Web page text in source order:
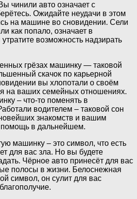
чинили авто означает с
Ожидайте неудачи в этом
на машине во сновидении. Сели
как попало, означает в
возможность надзирать
грёзах машинку — таковой
скачок по карьерной
вы хлопотали о своём
на ваших семейных отношениях.
– что-то поменять в
водителем – таковой сон
знакомств и вашим
помощь в дальнейшем.
машинку – это символ, что есть
для вас зла. Но вы будете
Чёрное авто принесёт для вас
полосы в жизни. Белоснежная
символ, он сулит для вас